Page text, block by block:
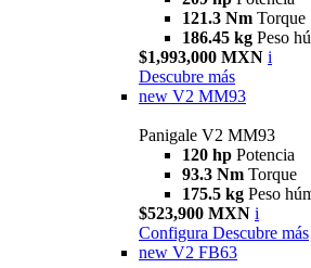
121.3 Nm Torque
186.45 kg Peso
$1,993,000 MXN i
Descubre más
new V2 MM93
Panigale V2 MM93
120 hp Potencia
93.3 Nm Torque
175.5 kg Peso
$523,900 MXN i
Configura Descubre más
new V2 FB63